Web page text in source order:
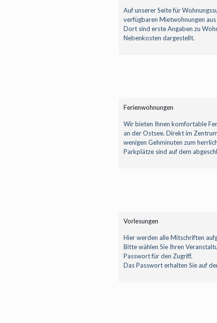
Auf unserer Seite für
verfügbaren Mietwohnungen
Dort sind erste Angaben zu
Nebenkosten dargestellt.
Ferienwohnungen
Wir bieten Ihnen komfortable
an der Ostsee. Direkt im
wenigen Gehminuten zum
Parkplätze sind auf dem
Vorlesungen
Hier werden alle Mitschriften
Bitte wählen Sie Ihren
Passwort für den Zugriff.
Das Passwort erhalten Sie auf